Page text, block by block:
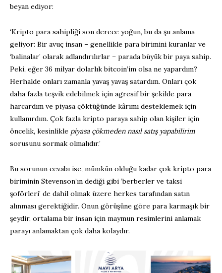
beyan ediyor:
‘Kripto para sahipliği son derece yoğun, bu da şu anlama
geliyor: Bir avuç insan – genellikle para birimini kuranlar ve
‘balinalar’ olarak adlandırılırlar – parada büyük bir paya sahip.
Peki, eğer 36 milyar dolarlık bitcoin’im olsa ne yapardım?
Herhalde onları zamanla yavaş yavaş satardım. Onları çok
daha fazla teşvik edebilmek için agresif bir şekilde para
harcardım ve piyasa çöktüğünde kârımı desteklemek için
kullanırdım. Çok fazla kripto paraya sahip olan kişiler için
öncelik, kesinlikle piyasa çökmeden nasıl satış yapabilirim
sorusunu sormak olmalıdır.’
Bu sorunun cevabı ise, mümkün olduğu kadar çok kripto para
biriminin Stevenson’ın dediği gibi ‘berberler ve taksi
şoförleri’ de dahil olmak üzere herkes tarafından satın
alınması gerektiğidir. Onun görüşüne göre para karmaşık bir
şeydir, ortalama bir insan için maymun resimlerini anlamak
parayı anlamaktan çok daha kolaydır.